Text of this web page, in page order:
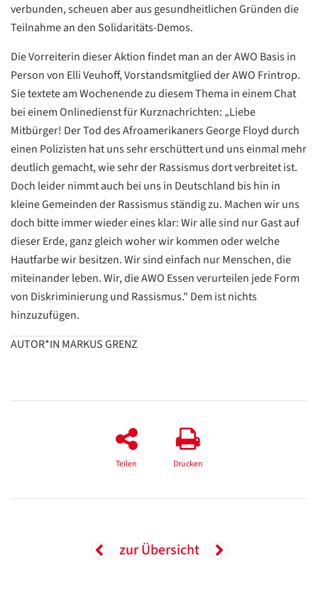
verbunden, scheuen aber aus gesundheitlichen Gründen die
Teilnahme an den Solidaritäts-Demos.
Die Vorreiterin dieser Aktion findet man an der AWO Basis in
Person von Elli Veuhoff, Vorstandsmitglied der AWO Frintrop.
Sie textete am Wochenende zu diesem Thema in einem Chat
bei einem Onlinedienst für Kurznachrichten: „Liebe
Mitbürger! Der Tod des Afroamerikaners George Floyd durch
einen Polizisten hat uns sehr erschüttert und uns einmal mehr
deutlich gemacht, wie sehr der Rassismus dort verbreitet ist.
Doch leider nimmt auch bei uns in Deutschland bis hin in
kleine Gemeinden der Rassismus ständig zu. Machen wir uns
doch bitte immer wieder eines klar: Wir alle sind nur Gast auf
dieser Erde, ganz gleich woher wir kommen oder welche
Hautfarbe wir besitzen. Wir sind einfach nur Menschen, die
miteinander leben. Wir, die AWO Essen verurteilen jede Form
von Diskriminierung und Rassismus." Dem ist nichts
hinzuzufügen.
AUTOR*IN MARKUS GRENZ
Teilen Drucken
zur Übersicht
Datenschutzerklärung
ZURÜCK
Datenschutzerklärung
Google
Datenschutzerklärung
Übersetzen
/
Translate
ZURÜCK